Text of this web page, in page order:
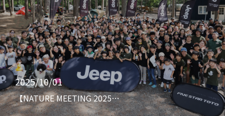
2025/10/01
【NATURE MEETING 2025…